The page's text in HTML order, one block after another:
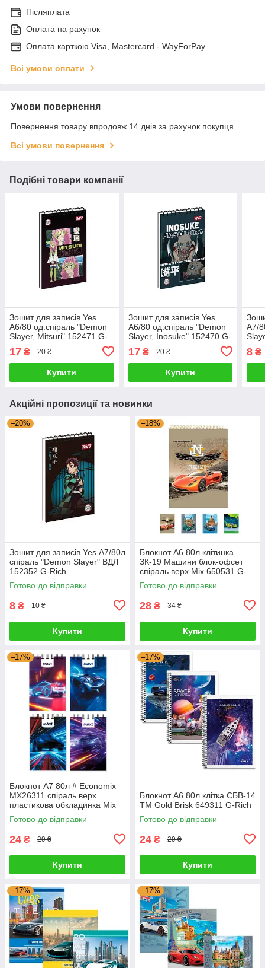
Післяплата
Оплата на рахунок
Оплата карткою Visa, Mastercard - WayForPay
Всі умови оплати
Умови повернення
Повернення товару впродовж 14 днів за рахунок покупця
Всі умови повернення
Подібні товари компанії
Зошит для записів Yes
А6/80 од.спіраль "Demon
Slayer, Mitsuri" 152471 G-
17 ₴ 20 ₴
Купити
Зошит для записів Yes
А6/80 од.спіраль "Demon
Slayer, Inosuke" 152470 G-
17₴ 20 ₴
Купити
А7/
8 ₴
Акційні пропозиції та новинки
–20%
Зошит для записів Yes А7/80л
спіраль "Demon Slayer" ВДЛ
152352 G-Rich
Готово до відправки
8 ₴ 10 ₴
Купити
–18%
Блокнот А6 80л клітинка
ЗК-19 Машини блок-офсет
спіраль верх Міх 650531 G-
Rich
Готово до відправки
28 ₴ 34 ₴
Купити
–17%
Блокнот А7 80л # Economix
MX26311 спіраль верх
пластикова обкладинка Mix
642999 G-Rich
Готово до відправки
24 ₴ 29 ₴
Купити
–17%
Блокнот А6 80л клітка СБВ-14
ТМ Gold Brisk 649311 G-Rich
Готово до відправки
24 ₴ 29 ₴
Купити
–17% –17%